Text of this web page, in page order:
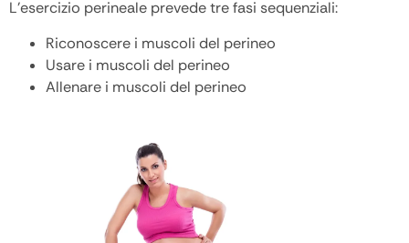
L’esercizio perineale prevede tre fasi sequenziali:
Riconoscere i muscoli del perineo
Usare i muscoli del perineo
Allenare i muscoli del perineo